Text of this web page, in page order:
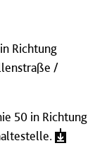
Richtung
/
50 in Richtung